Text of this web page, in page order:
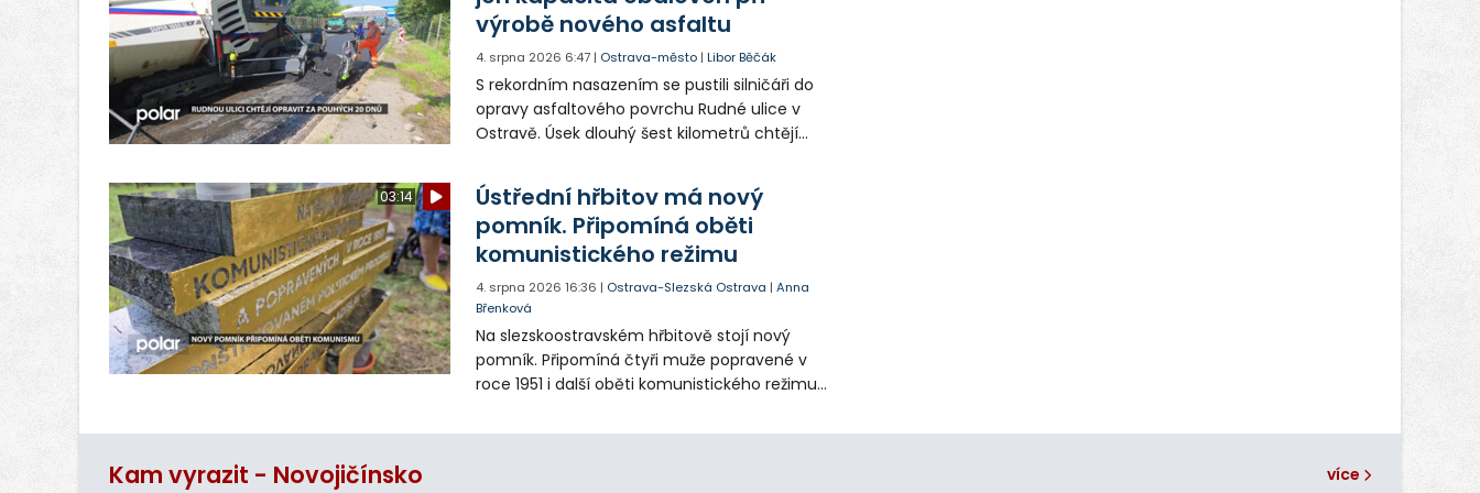
výrobě nového asfaltu
4. srpna 2026 6:47 | Ostrava-město |Libor Běčák
S rekordním nasazením se pustili silničáři do
opravy asfaltového povrchu Rudné ulice v
Ostravě. Úsek dlouhý šest kilometrů chtějí
03:14
Ústřední hřbitov má nový
pomník. Připomíná oběti
komunistického režimu
4. srpna 2026 16:36 | Ostrava-Slezská Ostrava |Anna
Břenková
Na slezskoostravském hřbitově stojí nový
pomník. Připomíná čtyři muže popravené v
roce 1951 i další oběti komunistického režimu.
utajeno přes sedmdesát let.
Kam vyrazit - Novojičínsko více